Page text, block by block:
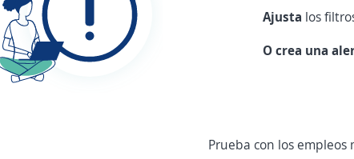
Ajusta los
O crea una
Prueba con los